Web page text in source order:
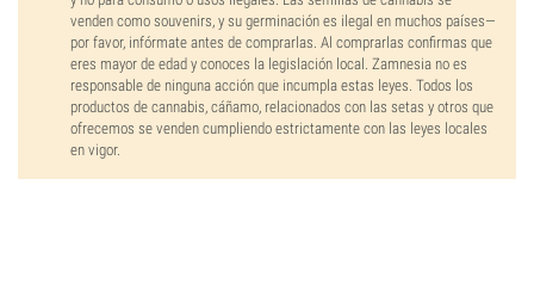
venden como souvenirs, y su germinación es ilegal en muchos países—
por favor, infórmate antes de comprarlas. Al comprarlas confirmas que
eres mayor de edad y conoces la legislación local. Zamnesia no es
responsable de ninguna acción que incumpla estas leyes. Todos los
productos de cannabis, cáñamo, relacionados con las setas y otros que
ofrecemos se venden cumpliendo estrictamente con las leyes locales
en vigor.